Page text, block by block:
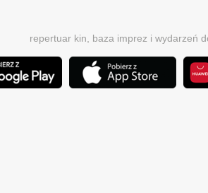
repertuar kin, baza imprez i wydarzeń